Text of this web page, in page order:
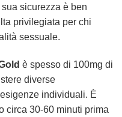
sicurezza è ben
privilegiata per chi
sessuale.
è spesso di 100mg di
diverse
individuali. È
circa 30-60 minuti prima